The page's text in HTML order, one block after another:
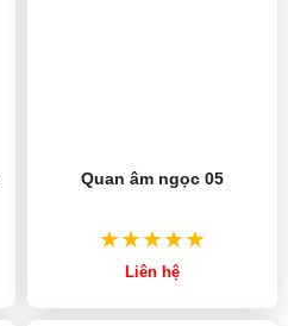
Quan âm ngọc 05
Liên hệ